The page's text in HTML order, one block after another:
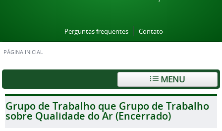
Perguntas frequentes Contato
PÁGINA INICIAL
MENU
Grupo de Trabalho que Grupo de Trabalho
sobre Qualidade do Ar (Encerrado)